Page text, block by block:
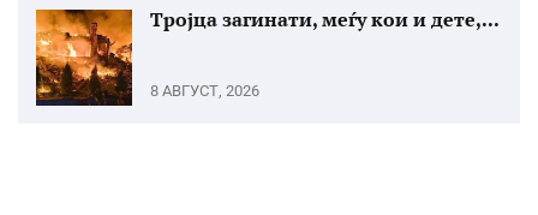
Тројца загинати, меѓу кои и дете,...
8 АВГУСТ, 2026